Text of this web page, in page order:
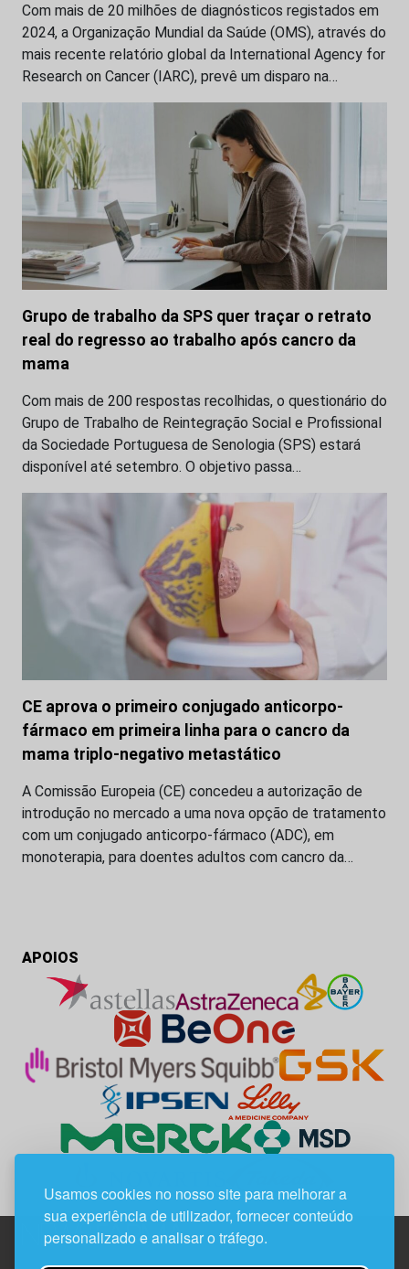
Usamos cookies no nosso site para melhorar a
sua experiência de utilizador, fornecer conteúdo
personalizado e analisar o tráfego.
Com mais de 20 milhões de diagnósticos registados em
2024, a Organização Mundial da Saúde (OMS), através do
mais recente relatório global da International Agency for
Research on Cancer (IARC), prevê um disparo na…
Grupo de trabalho da SPS quer traçar o retrato
real do regresso ao trabalho após cancro da
mama
Com mais de 200 respostas recolhidas, o questionário do
Grupo de Trabalho de Reintegração Social e Profissional
da Sociedade Portuguesa de Senologia (SPS) estará
disponível até setembro. O objetivo passa…
CE aprova o primeiro conjugado anticorpo-
fármaco em primeira linha para o cancro da
mama triplo-negativo metastático
A Comissão Europeia (CE) concedeu a autorização de
introdução no mercado a uma nova opção de tratamento
com um conjugado anticorpo-fármaco (ADC), em
monoterapia, para doentes adultos com cancro da…
APOIOS